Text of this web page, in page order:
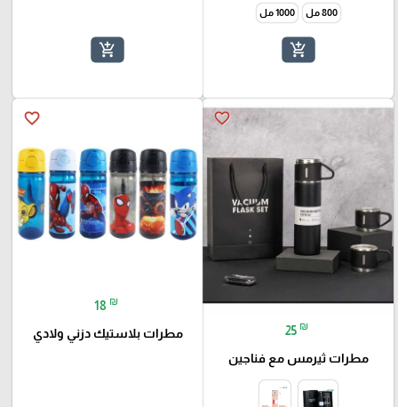
800 مل 1000 مل
add_shopping_cart
add_shopping_cart
favorite_border
25 ₪
مطرات ثيرمس مع فناجين
favorite_border
18 ₪
مطرات بلاستيك دزني ولادي